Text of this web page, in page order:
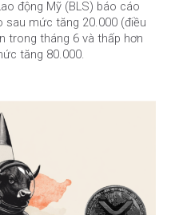
động Mỹ (BLS) báo cáo
sau mức tăng 20.000 (điều
trong tháng 6 và thấp hơn
tăng 80.000.